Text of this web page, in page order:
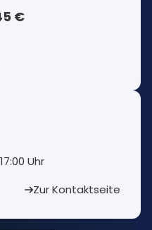
€
Uhr
Zur Kontaktseite